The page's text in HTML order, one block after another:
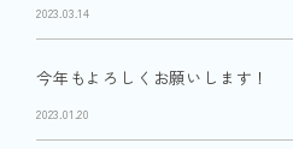
2023.03.14
今年もよろしくお願いします！
2023.01.20